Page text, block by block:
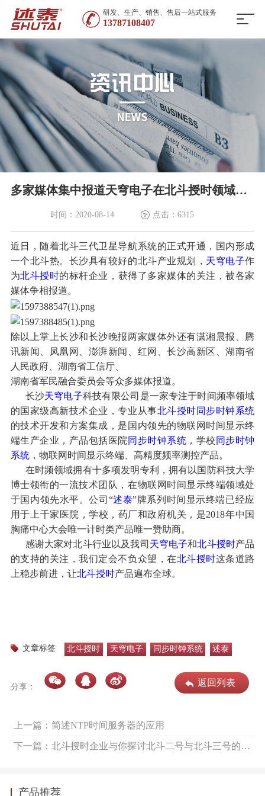
研发、生产、销售、售后一站式服务
13787108407
多家媒体集中报道天穹电子在北斗授时领域的业绩
时间：2020-08-14 点击：6315
近日，随着北斗三代卫星导航系统的正式开通，国内形成
一个北斗热。长沙具有较好的北斗产业规划， 天穹电子作
为北斗授时的标杆企业，获得了多家媒体的关注，被各家
媒体争相报道。
除以上掌上长沙和长沙晚报两家媒体外还有潇湘晨报、腾
讯新闻、凤凰网、澎湃新闻、红网、长沙高新区、湖南省
人民政府、湖南省工信厅、
湖南省军民融合委员会等众多媒体报道。
长沙天穹电子科技有限公司是一家专注于时间频率领域
的国家级高新技术企业，专业从事北斗授时同步时钟系统
的技术开发和方案集成，是国内领先的物联网时间显示终
端生产企业，产品包括医院同步时钟系统 ，学校 同步时钟
系统，物联网时间显示终端、高精度频率测控产品。
在时频领域拥有十多项发明专利，拥有以国防科技大学
博士领衔的一流技术团队，在物联网时间显示终端领域处
于国内领先水平。公司“述泰”牌系列时间显示终端已经应
用于上千家医院，学校，药厂和政府机关，是2018年中国
胸痛中心大会唯一计时类产品唯一赞助商。
感谢大家对北斗行业以及我司 天穹电子和北斗授时产品
的支持的关注，我们定会不负众望，在北斗授时这条道路
上稳步前进，让北斗授时产品遍布全球。
文章标签 北斗授时 天穹电子 同步时钟系统 述泰
分享： 返回列表
上一篇：简述NTP时间服务器的应用
下一篇：北斗授时企业与你探讨北斗二号与北斗三号的区别
产品推荐